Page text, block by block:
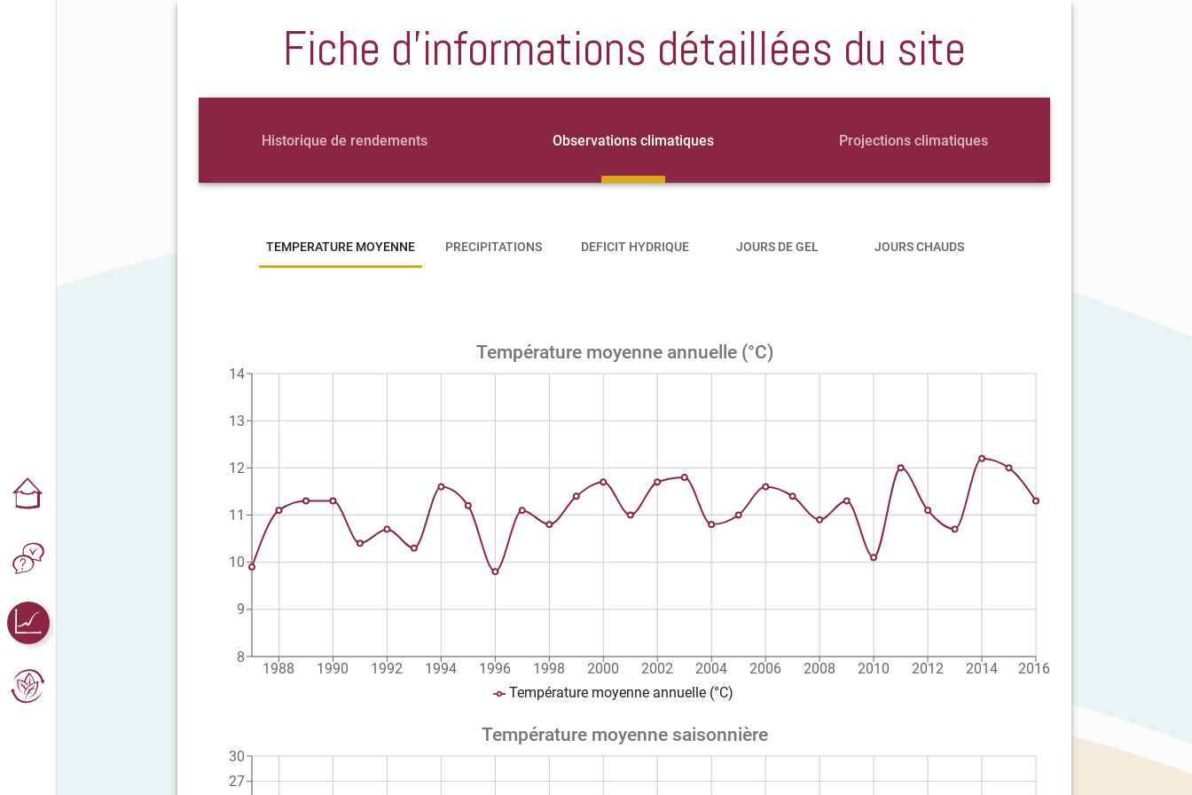
Fiche d'informations détaillées du site
Historique de rendements Observations climatiques Projections climatiques
TEMPERATURE MOYENNE PRECIPITATIONS DEFICIT HYDRIQUE JOURS DE GEL JOURS CHAUDS
Température moyenne annuelle (°C)
1988 1990 1992 1994 1996 1998 2000 2002 2004 2006 2008 2010 2012 2014 2016
8
9
10
11
12
13
14
Température moyenne annuelle (°C)
Température moyenne saisonnière
27
30